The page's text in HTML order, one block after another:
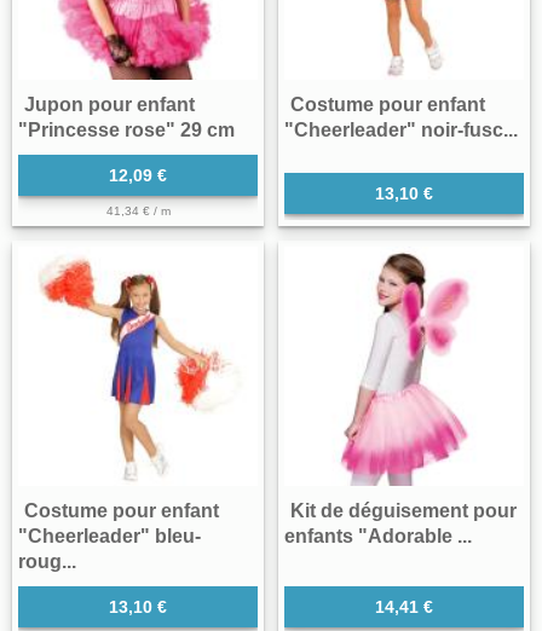
Jupon pour enfant
"Princesse rose" 29 cm
12,09 €
41,34 € / m
Costume pour enfant
"Cheerleader" noir-fusc...
13,10 €
Costume pour enfant
"Cheerleader" bleu-
roug...
13,10 €
Kit de déguisement pour
enfants "Adorable ...
14,41 €